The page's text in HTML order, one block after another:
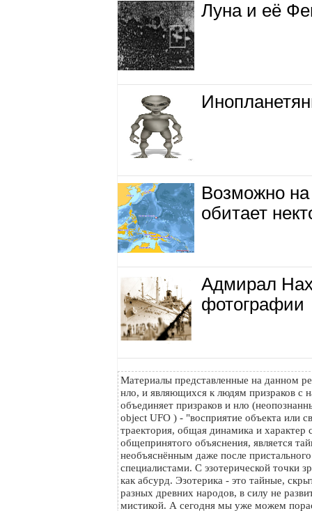
Луна и её
Возможно
обитает
Адмирал
фотографии
Материалы представленные на данном
нло, и являющихся к людям призраков с
объединяет призраков и нло
object UFO ) - "восприятие объекта или
траектория, общая динамика и характер
общепринятого объяснения, является
необъяснённым даже после
специалистами. С эзотерической точки
как абсурд. Эзотерика - это тайные,
разных древних народов, в силу не
мистикой. А сегодня мы уже можем